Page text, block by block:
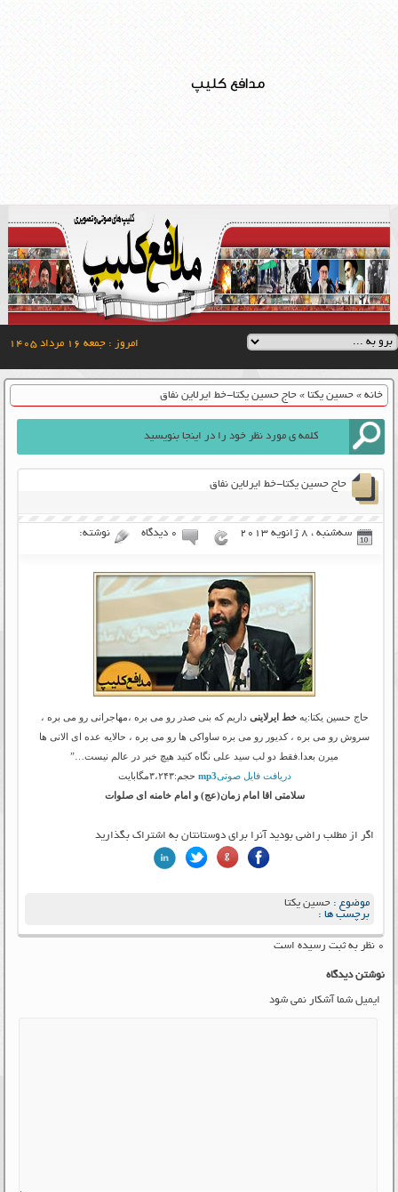
مدافع کلیپ
امروز : جمعه ۱۶ مرداد ۱۴۰۵
خانه» حسین یکتا» حاج حسین یکتا-خط ایرلاین نفاق
حاج حسین یکتا-خط ایرلاین نفاق
سه‌شنبه ، 8 ژانویه 2013 ۰ دیدگاه نوشته:
حاج حسین یکتا:یهخط ایرلاینی داریم که بنی صدر رو می بره ،مهاجرانی رو می بره ،
سروش رو می بره ، کدیور رو می بره ساواکی ها رو می بره ، حالایه عده ای الانی ها
میرن بعدا.فقط دو لب سید علی نگاه کنید هیچ خبر در عالم نیست…”
دریافت فایل صوتیmp3 حجم:۳،۲۴۳مگابایت
سلامتی اقا امام زمان(عج) و امام خامنه ای صلوات
اگر از مطلب راضی بودید آنرا برای دوستانتان به اشتراک بگذارید
موضوع :حسین یکتا
برچسب ها :
۰ نظر به ثبت رسیده است
نوشتن دیدگاه
ایمیل شما آشکار نمی شود